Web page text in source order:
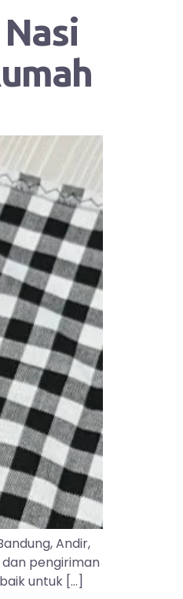
Andir,
pengiriman
untuk […]